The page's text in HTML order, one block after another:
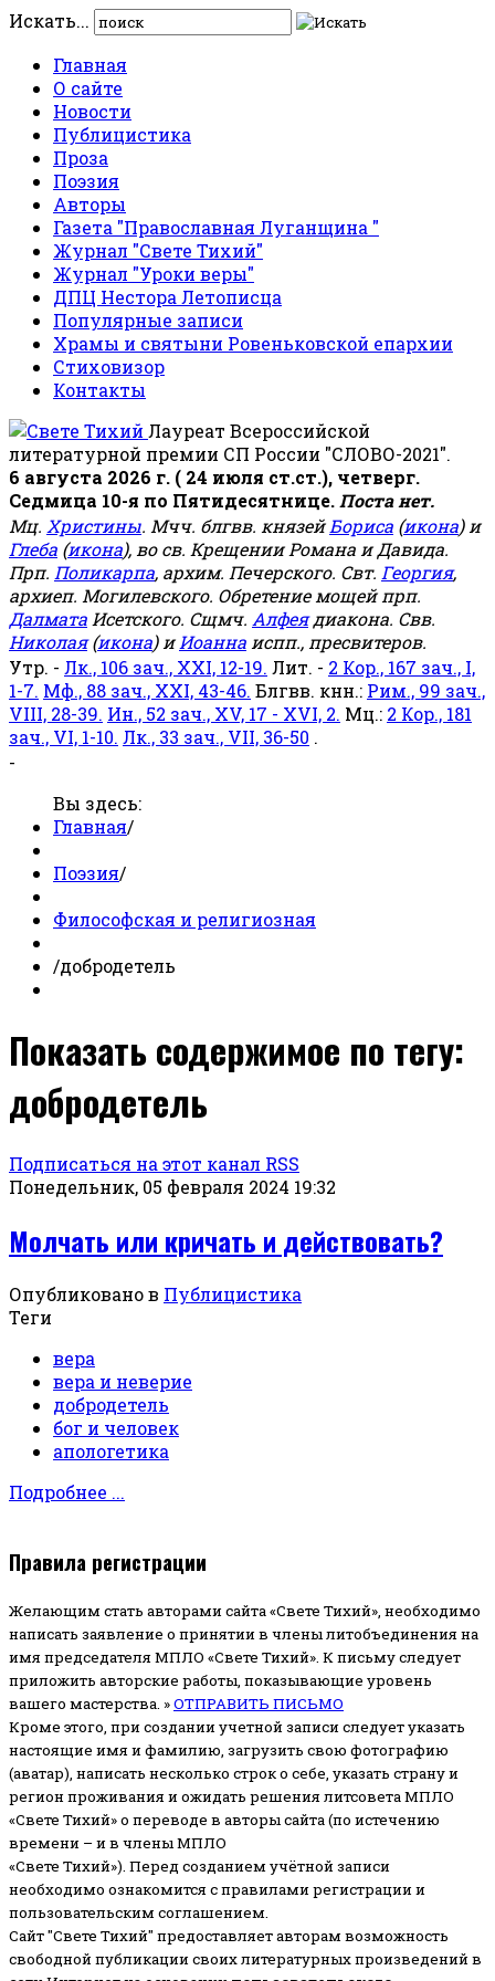
Искать...
Главная
О сайте
Новости
Публицистика
Проза
Поэзия
Авторы
Газета "Православная Луганщина "
Журнал "Свете Тихий"
Журнал "Уроки веры"
ДПЦ Нестора Летописца
Популярные записи
Храмы и святыни Ровеньковской епархии
Стиховизор
Контакты
Лауреат Всероссийской
литературной премии СП России "СЛОВО-2021".
6 августа 2026 г. ( 24 июля ст.ст.), четверг.
Седмица 10-я по Пятидесятнице. Поста нет.
Мц. Христины. Мчч. блгвв. князейБориса (икона) и
Глеба (икона), во св. Крещении Романа и Давида.
Прп. Поликарпа, архим. Печерского. Свт. Георгия,
архиеп. Могилевского. Обретение мощей прп.
Далмата Исетского. Сщмч. Алфеядиакона. Свв.
Николая(икона) иИоанна испп., пресвитеров.
Утр. - Лк., 106 зач., XXI, 12-19. Лит. - 2 Кор., 167 зач., I,
1-7. Мф., 88 зач., XXI, 43-46. Блгвв. кнн.: Рим., 99 зач.,
VIII, 28-39. Ин., 52 зач., XV, 17 - XVI, 2. Мц.: 2 Кор., 181
зач., VI, 1-10. Лк., 33 зач., VII, 36-50 .
-
Вы здесь:
Главная/
Поэзия/
Философская и религиозная
/добродетель
Показать содержимое по тегу:
добродетель
Подписаться на этот канал RSS
Понедельник, 05 февраля 2024 19:32
Молчать или кричать и действовать?
Опубликовано в Публицистика
Теги
вера
вера и неверие
добродетель
бог и человек
апологетика
Подробнее ...
Правила регистрации
Желающим стать авторами сайта «Свете Тихий», необходимо
написать заявление о принятии в члены литобъединения на
имя председателя МПЛО «Свете Тихий». К письму следует
приложить авторские работы, показывающие уровень
вашего мастерства. »ОТПРАВИТЬ ПИСЬМО
Кроме этого, при создании учетной записи следует указать
настоящие имя и фамилию, загрузить свою фотографию
(аватар), написать несколько строк о себе, указать страну и
регион проживания и ожидать решения литсовета МПЛО
«Свете Тихий» о переводе в авторы сайта (по истечению
времени – и в члены МПЛО
«Свете Тихий»). Перед созданием учётной записи
необходимо ознакомится с правилами регистрации и
пользовательским соглашением.
Сайт "Свете Тихий" предоставляет авторам возможность
свободной публикации своих литературных произведений в